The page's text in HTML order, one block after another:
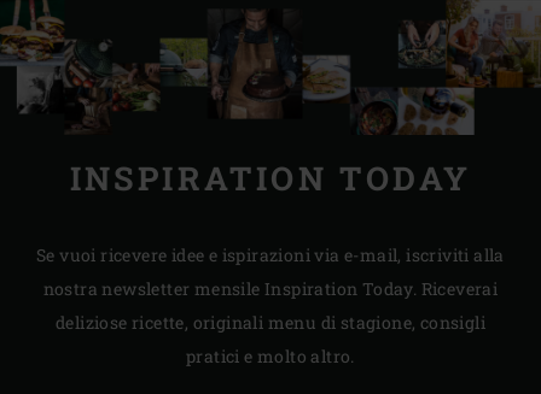
INSPIRATION TODAY
Se vuoi ricevere idee e ispirazioni via e-mail, iscriviti alla
nostra newsletter mensile Inspiration Today. Riceverai
deliziose ricette, originali menu di stagione, consigli
pratici e molto altro.